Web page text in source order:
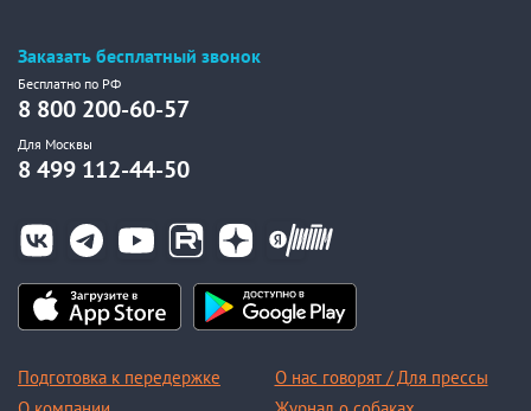
Заказать бесплатный звонок
Бесплатно по РФ
8 800 200-60-57
Для Москвы
8 499 112-44-50
Подготовка к передержке
О нас говорят / Для прессы